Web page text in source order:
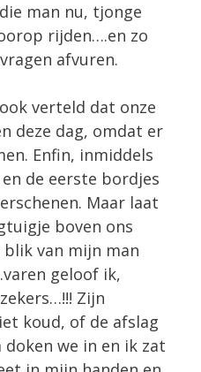
man nu, tjonge
rijden….en zo
afvuren.
verteld dat onze
deze dag, omdat er
Enfin, inmiddels
de eerste bordjes
Maar laat
boven ons
van mijn man
geloof ik,
Zijn
koud, of de afslag
we in en ik zat